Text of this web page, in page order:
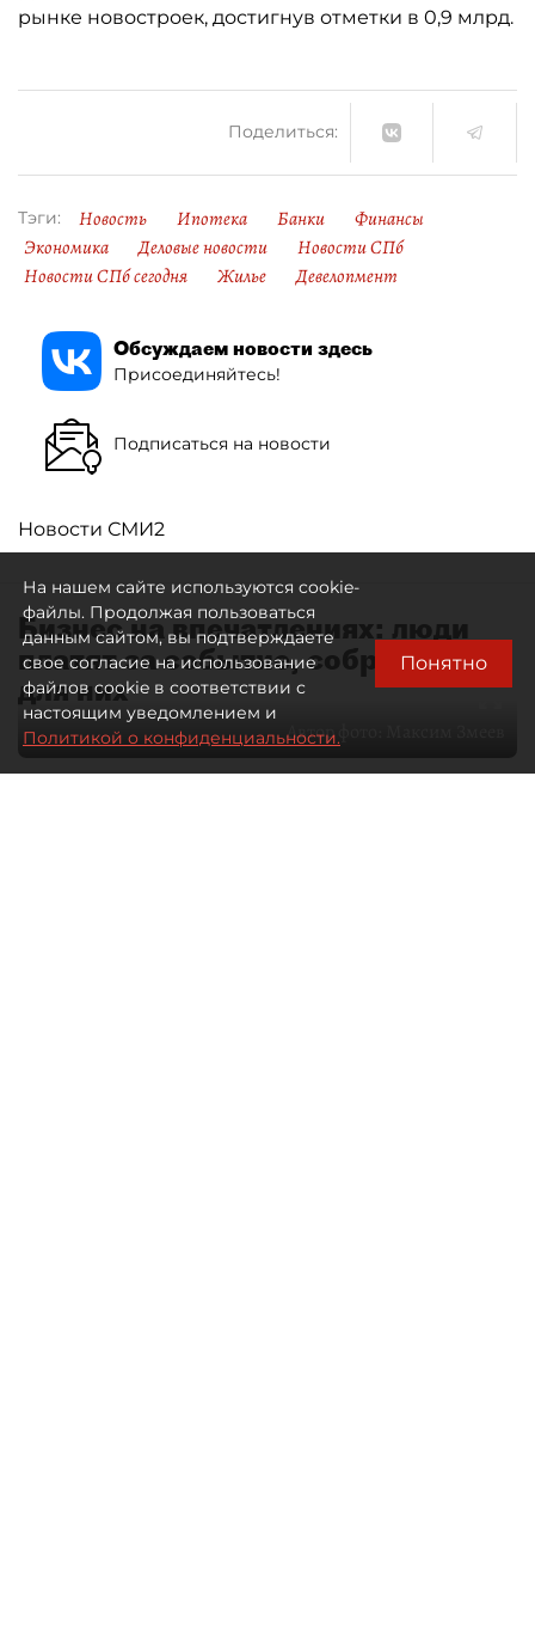
рынке новостроек, достигнув отметки в 0,9 млрд.
Поделиться:
Тэги: Новость Ипотека Банки
Финансы
Экономика
Деловые новости
Новости СПб
Новости СПб сегодня
Жилье Девелопмент
Обсуждаем новости здесь
Присоединяйтесь!
Подписаться на новости
Новости СМИ2
Бизнес на впечатлениях: люди
платят за событие, собранное
для них
Автор фото:
На нашем сайте используются cookie-
файлы. Продолжая пользоваться
данным сайтом, вы подтверждаете
свое согласие на использование
файлов cookie в соответствии с
настоящим уведомлением и
Политикой о конфиденциальности.
Понятно